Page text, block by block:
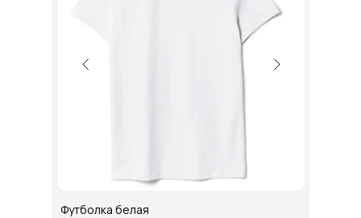
Футболка белая